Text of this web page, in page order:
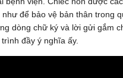
để bảo vệ bản thân trong
dòng chữ ký và lời gửi gắm
đầy ý nghĩa ấy.